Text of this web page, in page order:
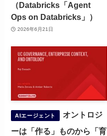
（Databricks「Agent
Ops on Databricks」）
2026年6月21日
AIエージェント
オントロジ
ーは「作る」ものから「育